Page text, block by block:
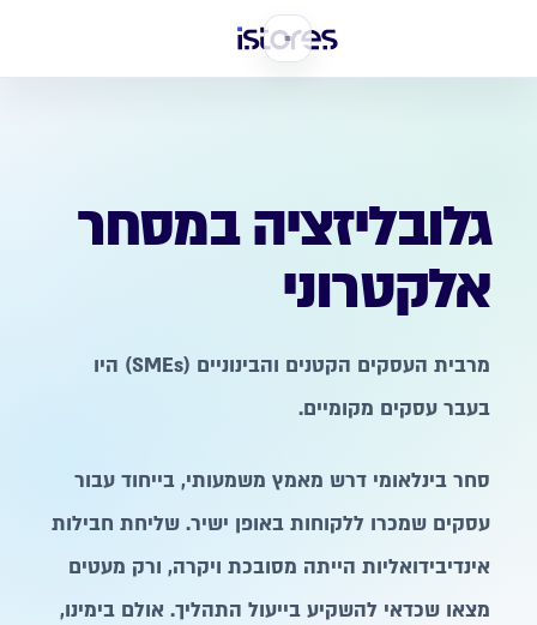
גלובליזציה במסחר
אלקטרוני
מרבית העסקים הקטנים והבינוניים (SMEs) היו
בעבר עסקים מקומיים.
סחר בינלאומי דרש מאמץ משמעותי, בייחוד עבור
עסקים שמכרו ללקוחות באופן ישיר. שליחת חבילות
אינדיבידואליות הייתה מסובכת ויקרה, ורק מעטים
מצאו שכדאי להשקיע בייעול התהליך. אולם בימינו,